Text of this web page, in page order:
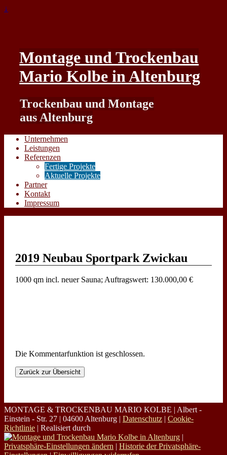
↓
Montage und Trockenbau
Mario Kolbe in Altenburg
Trockenbau und Montage
aus Altenburg
Unternehmen
Leistungen
Referenzen
Fertige Projekte
Aktuelle Projekte
Partner
Kontakt
Impressum
2019 Neubau Sportpark Zwickau
1000 qm incl. neuer Sauna; Auftragswert: 130.000,00 €
Die Kommentarfunktion ist geschlossen.
Zurück zur Übersicht
MONTAGE & TROCKENBAU MARIO KOLBE | Albert -
Einstein - Str. 27 | 04600 Altenburg | Datenschutz | Cookie-
Richtlinie | Realisiert durch
|
Privatsphäre-Einstellungen ändern | Historie der Privatsphäre-